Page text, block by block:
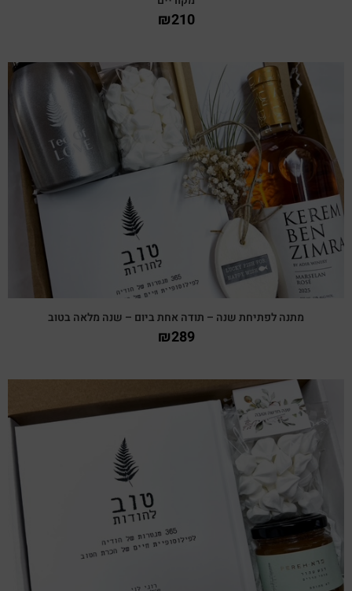
₪210
צפייה מהירה
מתנה לפתיחת שנה – תודה אחת ביום – שנה מלאה בטוב
₪289
צפייה מהירה